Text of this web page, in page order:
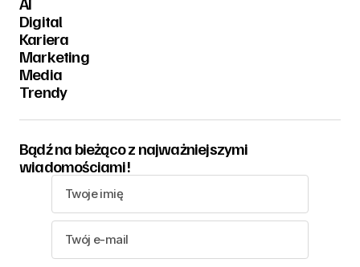
Digital
Kariera
Marketing
Media
Trendy
Bądź na bieżąco z najważniejszymi
wiadomościami!